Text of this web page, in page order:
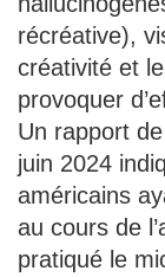
récréative),
créativité et
provoquer
Un rapport
juin 2024
américains
au cours de
pratiqué le